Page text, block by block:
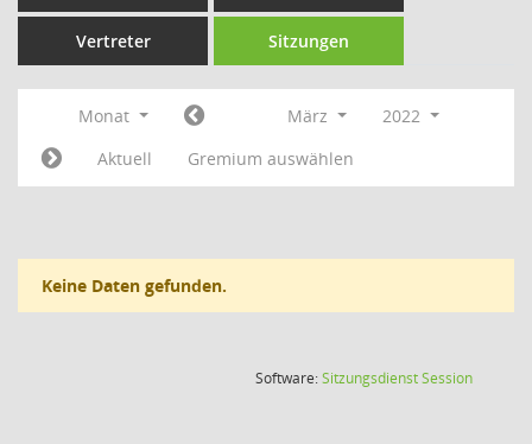
Vertreter Sitzungen
Monat März
2022
Aktuell
Gremium auswählen
Keine Daten gefunden.
Software:SitzungsdienstSession(Wird in